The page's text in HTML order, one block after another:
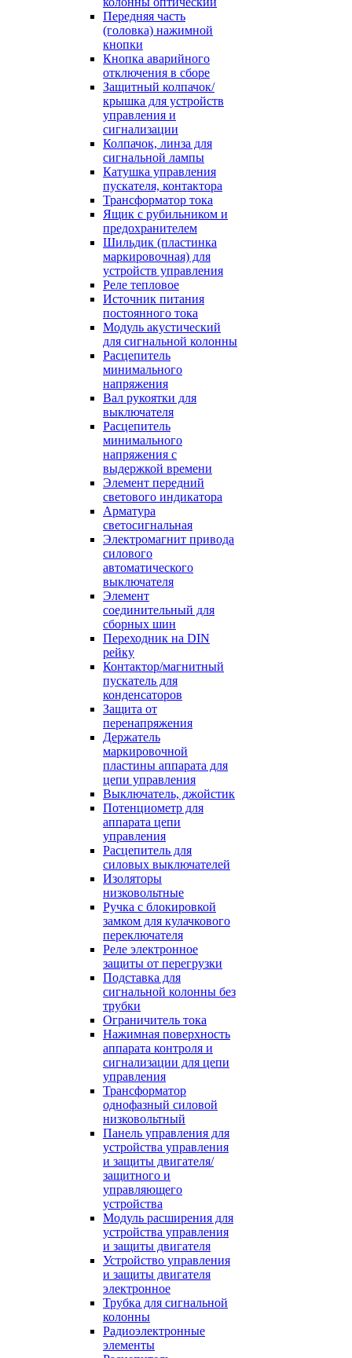
Передняя часть
(головка) нажимной
кнопки
Кнопка аварийного
отключения в сборе
Защитный колпачок/
крышка для устройств
управления и
сигнализации
Колпачок, линза для
сигнальной лампы
Катушка управления
пускателя, контактора
Трансформатор тока
Ящик с рубильником и
предохранителем
Шильдик (пластинка
маркировочная) для
устройств управления
Реле тепловое
Источник питания
постоянного тока
Модуль акустический
для сигнальной колонны
Расцепитель
минимального
напряжения
Вал рукоятки для
выключателя
Расцепитель
минимального
напряжения с
выдержкой времени
Элемент передний
светового индикатора
Арматура
светосигнальная
Электромагнит привода
силового
автоматического
выключателя
Элемент
соединительный для
сборных шин
Переходник на DIN
рейку
Контактор/магнитный
пускатель для
конденсаторов
Защита от
перенапряжения
Держатель
маркировочной
пластины аппарата для
цепи управления
Выключатель, джойстик
Потенциометр для
аппарата цепи
управления
Расцепитель для
силовых выключателей
Изоляторы
низковольтные
Ручка с блокировкой
замком для кулачкового
переключателя
Реле электронное
защиты от перегрузки
Подставка для
сигнальной колонны без
трубки
Ограничитель тока
Нажимная поверхность
аппарата контроля и
сигнализации для цепи
управления
Трансформатор
однофазный силовой
низковольтный
Панель управления для
устройства управления
и защиты двигателя/
защитного и
управляющего
устройства
Модуль расширения для
устройства управления
и защиты двигателя
Устройство управления
и защиты двигателя
электронное
Трубка для сигнальной
колонны
Радиоэлектронные
элементы